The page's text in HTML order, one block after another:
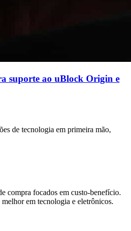
suporte ao uBlock Origin e
de tecnologia em primeira mão,
compra focados em custo-benefício.
em tecnologia e eletrônicos.